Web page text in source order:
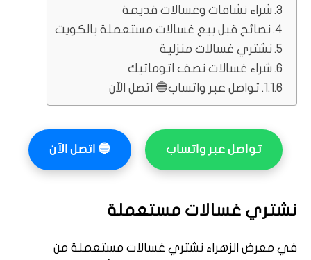
شراء نشافات وغسالات قديمة
نصائح قبل بيع غسالات مستعملة بالكويت
نشتري غسالات منزلية
شراء غسالات نصف اتوماتيك
تواصل عبر واتساب🔵 اتصل الآن
تواصل عبر واتساب 🔵 اتصل الآن
نشتري غسالات مستعملة
في معرض الزهراء نشتري غسالات مستعملة من